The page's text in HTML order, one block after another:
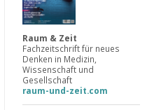
Raum & Zeit
Fachzeitschrift für neues
Denken in Medizin,
Wissenschaft und
Gesellschaft
raum-und-zeit.com